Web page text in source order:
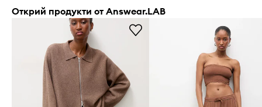
Открий продукти от Answear.LAB